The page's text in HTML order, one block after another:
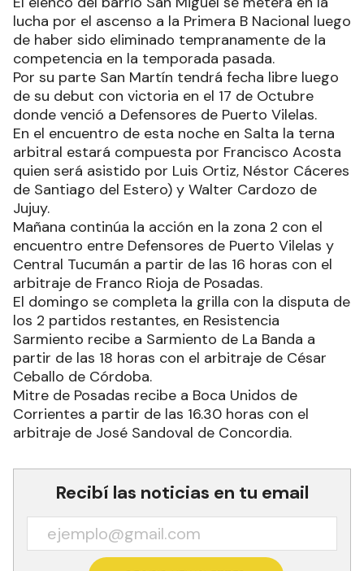
lucha por el ascenso a la Primera B Nacional luego
de haber sido eliminado tempranamente de la
competencia en la temporada pasada.
Por su parte San Martín tendrá fecha libre luego
de su debut con victoria en el 17 de Octubre
donde venció a Defensores de Puerto Vilelas.
En el encuentro de esta noche en Salta la terna
arbitral estará compuesta por Francisco Acosta
quien será asistido por Luis Ortiz, Néstor Cáceres
de Santiago del Estero) y Walter Cardozo de
Jujuy.
Mañana continúa la acción en la zona 2 con el
encuentro entre Defensores de Puerto Vilelas y
Central Tucumán a partir de las 16 horas con el
arbitraje de Franco Rioja de Posadas.
El domingo se completa la grilla con la disputa de
los 2 partidos restantes, en Resistencia
Sarmiento recibe a Sarmiento de La Banda a
partir de las 18 horas con el arbitraje de César
Ceballo de Córdoba.
Mitre de Posadas recibe a Boca Unidos de
Corrientes a partir de las 16.30 horas con el
arbitraje de José Sandoval de Concordia.
Recibí las noticias en tu email